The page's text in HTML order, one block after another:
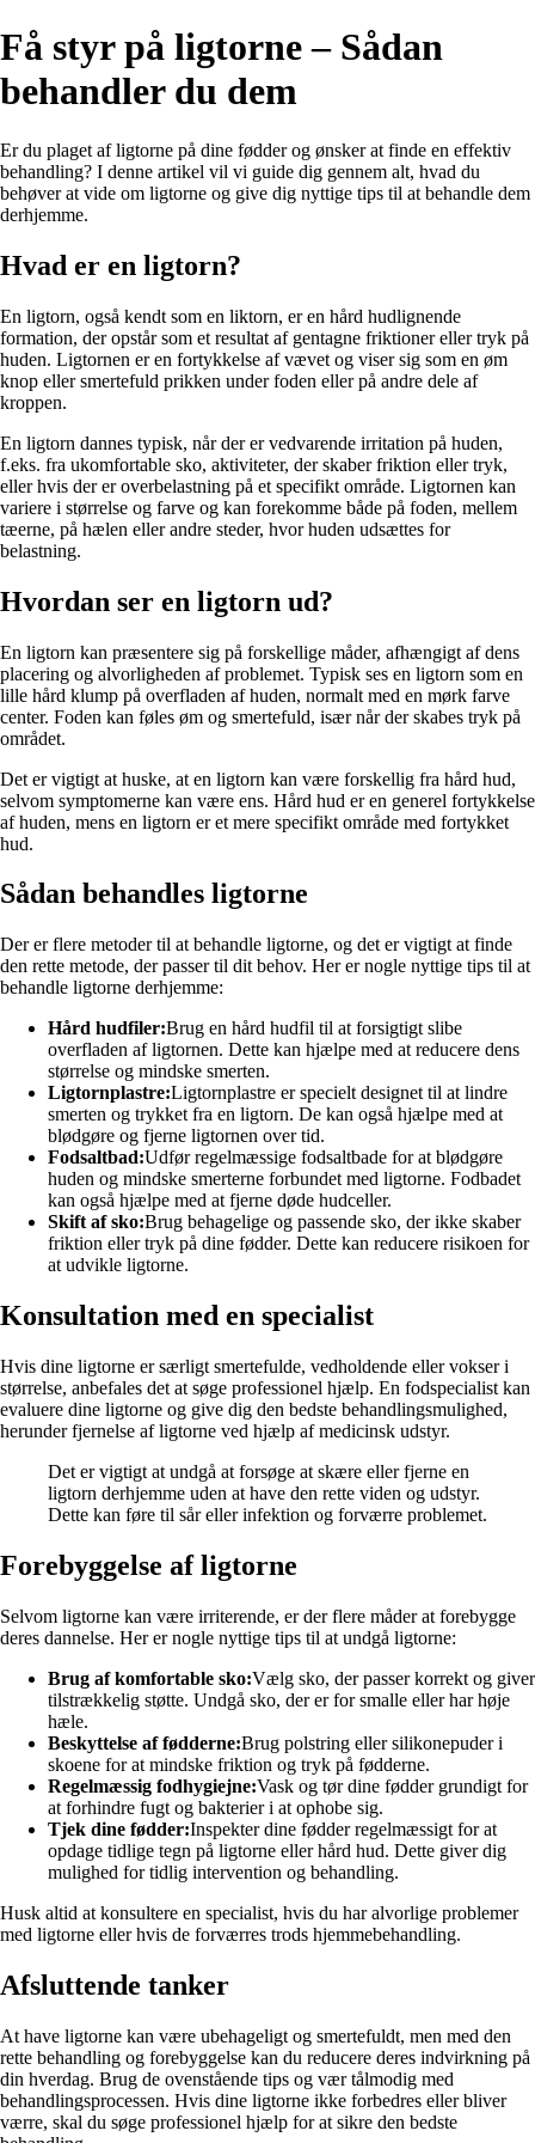
Få styr på ligtorne – Sådan
behandler du dem
Er du plaget af ligtorne på dine fødder og ønsker at finde en effektiv
behandling? I denne artikel vil vi guide dig gennem alt, hvad du
behøver at vide om ligtorne og give dig nyttige tips til at behandle dem
derhjemme.
Hvad er en ligtorn?
En ligtorn, også kendt som en liktorn, er en hård hudlignende
formation, der opstår som et resultat af gentagne friktioner eller tryk på
huden. Ligtornen er en fortykkelse af vævet og viser sig som en øm
knop eller smertefuld prikken under foden eller på andre dele af
kroppen.
En ligtorn dannes typisk, når der er vedvarende irritation på huden,
f.eks. fra ukomfortable sko, aktiviteter, der skaber friktion eller tryk,
eller hvis der er overbelastning på et specifikt område. Ligtornen kan
variere i størrelse og farve og kan forekomme både på foden, mellem
tæerne, på hælen eller andre steder, hvor huden udsættes for
belastning.
Hvordan ser en ligtorn ud?
En ligtorn kan præsentere sig på forskellige måder, afhængigt af dens
placering og alvorligheden af problemet. Typisk ses en ligtorn som en
lille hård klump på overfladen af huden, normalt med en mørk farve
center. Foden kan føles øm og smertefuld, især når der skabes tryk på
området.
Det er vigtigt at huske, at en ligtorn kan være forskellig fra hård hud,
selvom symptomerne kan være ens. Hård hud er en generel fortykkelse
af huden, mens en ligtorn er et mere specifikt område med fortykket
hud.
Sådan behandles ligtorne
Der er flere metoder til at behandle ligtorne, og det er vigtigt at finde
den rette metode, der passer til dit behov. Her er nogle nyttige tips til at
behandle ligtorne derhjemme:
Hård hudfiler:Brug en hård hudfil til at forsigtigt slibe
overfladen af ligtornen. Dette kan hjælpe med at reducere dens
størrelse og mindske smerten.
Ligtornplastre:Ligtornplastre er specielt designet til at lindre
smerten og trykket fra en ligtorn. De kan også hjælpe med at
blødgøre og fjerne ligtornen over tid.
Fodsaltbad:Udfør regelmæssige fodsaltbade for at blødgøre
huden og mindske smerterne forbundet med ligtorne. Fodbadet
kan også hjælpe med at fjerne døde hudceller.
Skift af sko:Brug behagelige og passende sko, der ikke skaber
friktion eller tryk på dine fødder. Dette kan reducere risikoen for
at udvikle ligtorne.
Konsultation med en specialist
Hvis dine ligtorne er særligt smertefulde, vedholdende eller vokser i
størrelse, anbefales det at søge professionel hjælp. En fodspecialist kan
evaluere dine ligtorne og give dig den bedste behandlingsmulighed,
herunder fjernelse af ligtorne ved hjælp af medicinsk udstyr.
Det er vigtigt at undgå at forsøge at skære eller fjerne en
ligtorn derhjemme uden at have den rette viden og udstyr.
Dette kan føre til sår eller infektion og forværre problemet.
Forebyggelse af ligtorne
Selvom ligtorne kan være irriterende, er der flere måder at forebygge
deres dannelse. Her er nogle nyttige tips til at undgå ligtorne:
Brug af komfortable sko:Vælg sko, der passer korrekt og giver
tilstrækkelig støtte. Undgå sko, der er for smalle eller har høje
hæle.
Beskyttelse af fødderne:Brug polstring eller silikonepuder i
skoene for at mindske friktion og tryk på fødderne.
Regelmæssig fodhygiejne:Vask og tør dine fødder grundigt for
at forhindre fugt og bakterier i at ophobe sig.
Tjek dine fødder:Inspekter dine fødder regelmæssigt for at
opdage tidlige tegn på ligtorne eller hård hud. Dette giver dig
mulighed for tidlig intervention og behandling.
Husk altid at konsultere en specialist, hvis du har alvorlige problemer
med ligtorne eller hvis de forværres trods hjemmebehandling.
Afsluttende tanker
At have ligtorne kan være ubehageligt og smertefuldt, men med den
rette behandling og forebyggelse kan du reducere deres indvirkning på
din hverdag. Brug de ovenstående tips og vær tålmodig med
behandlingsprocessen. Hvis dine ligtorne ikke forbedres eller bliver
værre, skal du søge professionel hjælp for at sikre den bedste